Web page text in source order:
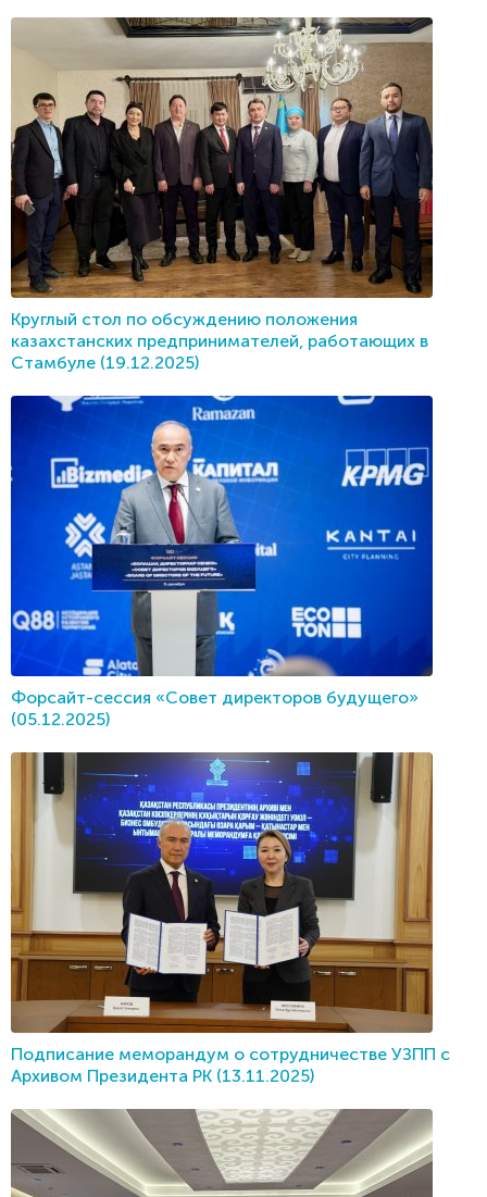
Круглый стол по обсуждению положения
казахстанских предпринимателей, работающих в
Стамбуле (19.12.2025)
Форсайт-сессия «Совет директоров будущего»
(05.12.2025)
Подписание меморандум о сотрудничестве УЗПП с
Архивом Президента РК (13.11.2025)